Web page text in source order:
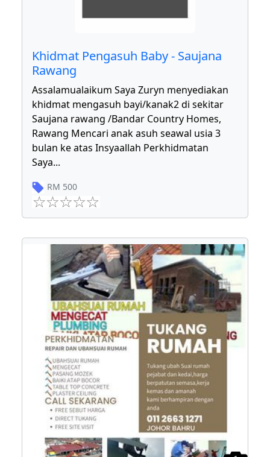
Khidmat Pengasuh Baby - Saujana
Rawang
Assalamualaikum Saya Zuryn menyediakan
khidmat mengasuh bayi/kanak2 di sekitar
Saujana rawang /Bandar Country Homes,
Rawang Mencari anak asuh seawal usia 3
bulan ke atas Insyaallah Perkhidmatan
Saya...
RM 500